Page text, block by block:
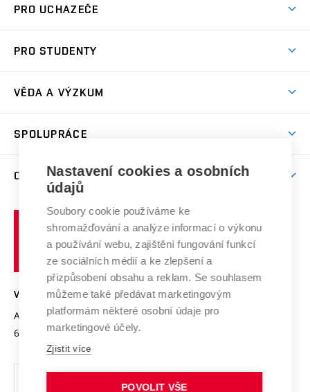
Koleje
Sport na VUT
Brno
PRO UCHAZEČE
Dny otevřených dveří
Celoživotní vzdělávání
E-přihláška
PRO STUDENTY
Harmonogram akademického roku
Závěrečné práce
Doktorské studium
Zpracování osobních údajů studentů
Sociální bezpečí
Studium bez bariér
Podpora podnikání
VĚDA A VÝZKUM
Mezinárodní vědecká rada
Systém zajišťování kvality výzkumu
Výzkumné infrastruktury
Transfer znalostí
Open Science
Projekty
Projekty ze strukturálních fondů
Specifický výzkum
SPOLUPRÁCE
Zahraniční spolupráce
Spolupráce se školami
Služby univerzity
Mezinárodní dohody
Univerzitní sítě
O UNIVERZITĚ
Profil univerzity
Udržitelná univerzita
Podnikavá univerzita / ContriBUTe
Bezpečná univerzita
Vyznamenání
Organizační struktura
Ochrana osobních údajů
učení
technické
VYSOKÉ UČENÍ TECHNICKÉ V BRNĚ
Antonínská 548/1
602 00 Brno
www.vut.cz
vut@vutbr.cz
Nastavení cookies a osobních
údajů
Soubory cookie používáme ke
shromažďování a analýze informací o výkonu
a používání webu, zajištění fungování funkcí
ze sociálních médií a ke zlepšení a
přizpůsobení obsahu a reklam. Se souhlasem
můžeme také předávat marketingovým
platformám některé osobní údaje pro
marketingové účely.
Zjistit více
POVOLIT VŠE